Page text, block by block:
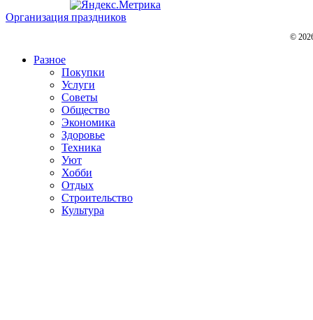
Организация праздников
©
Разное
Покупки
Услуги
Советы
Общество
Экономика
Здоровье
Техника
Уют
Хобби
Отдых
Строительство
Культура